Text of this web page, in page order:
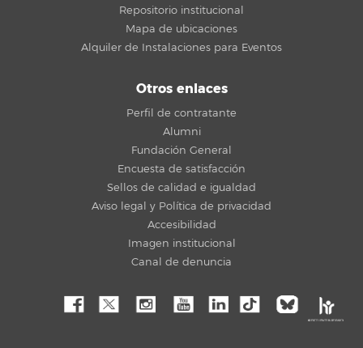
Repositorio institucional
Mapa de ubicaciones
Alquiler de Instalaciones para Eventos
Otros enlaces
Perfil de contratante
Alumni
Fundación General
Encuesta de satisfacción
Sellos de calidad e igualdad
Aviso legal y Política de privacidad
Accesibilidad
Imagen institucional
Canal de denuncia